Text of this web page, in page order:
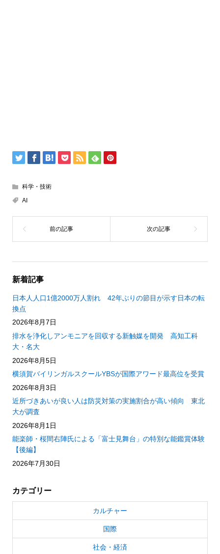
科学・技術
AI
新着記事
日本人人口1億2000万人割れ 42年ぶりの節目が示す日本の転
換点
2026年8月7日
排水を浄化しアンモニアを回収する新触媒を開発 高知工科
大・名大
2026年8月5日
横須賀バイリンガルスクールYBSが国際アワード最高位を受賞
2026年8月3日
近所づきあいが良い人は防災対策の実施割合が高い傾向 東北
大が調査
2026年8月1日
能楽師・桜間右陣氏による「富士見舞台」の特別な能鑑賞体験
【後編】
2026年7月30日
カテゴリー
カルチャー
国際
社会・経済